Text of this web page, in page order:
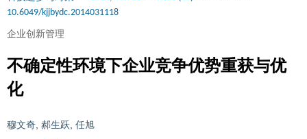
10.6049/kjjbydc.2014031118
企业创新管理
不确定性环境下企业竞争优势重获与优
化
穆文奇 郝生跃 任旭